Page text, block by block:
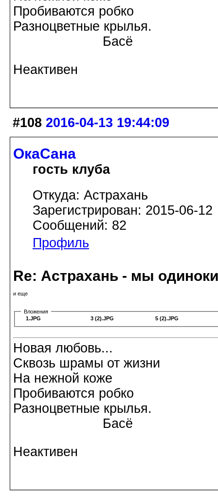
Пробиваются робко
Разноцветные крылья.
Басё
Неактивен
#108 2016-04-13 19:44:09
ОкаСана
гость клуба
Откуда: Астрахань
Зарегистрирован: 2015-06-12
Сообщений: 82
Профиль
Re: Астрахань - мы
и еще
Вложения
1.JPG
3 (2).JPG 5 (2).JPG
Новая любовь...
Сквозь шрамы от жизни
На нежной коже
Пробиваются робко
Разноцветные крылья.
Басё
Неактивен